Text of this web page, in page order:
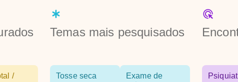
/
Temas mais pesquisados
Tosse seca
Exame de